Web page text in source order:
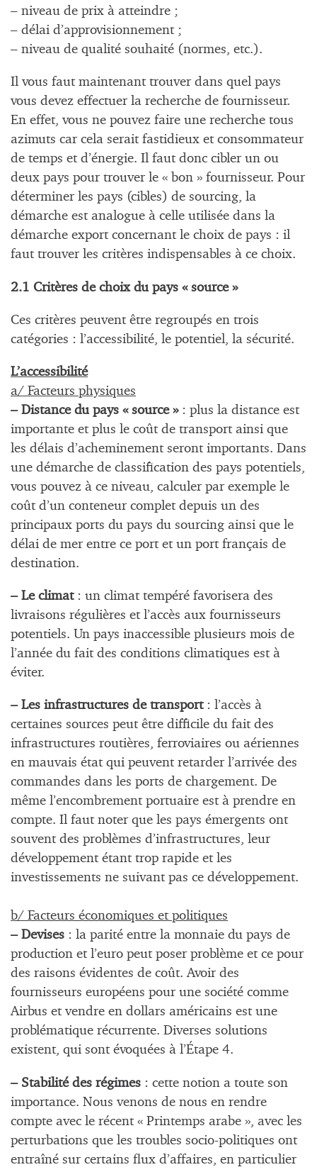
– niveau de prix à atteindre ;
– délai d’approvisionnement ;
– niveau de qualité souhaité (normes, etc.).
Il vous faut maintenant trouver dans quel pays
vous devez effectuer la recherche de fournisseur.
En effet, vous ne pouvez faire une recherche tous
azimuts car cela serait fastidieux et consommateur
de temps et d’énergie. Il faut donc cibler un ou
deux pays pour trouver le « bon » fournisseur. Pour
déterminer les pays (cibles) de sourcing, la
démarche est analogue à celle utilisée dans la
démarche export concernant le choix de pays : il
faut trouver les critères indispensables à ce choix.
2.1 Critères de choix du pays « source »
Ces critères peuvent être regroupés en trois
catégories : l’accessibilité, le potentiel, la sécurité.
L’accessibilité
a/ Facteurs physiques
– Distance du pays « source » : plus la distance est
importante et plus le coût de transport ainsi que
les délais d’acheminement seront importants. Dans
une démarche de classification des pays potentiels,
vous pouvez à ce niveau, calculer par exemple le
coût d’un conteneur complet depuis un des
principaux ports du pays du sourcing ainsi que le
délai de mer entre ce port et un port français de
destination.
– Le climat: un climat tempéré favorisera des
livraisons régulières et l’accès aux fournisseurs
potentiels. Un pays inaccessible plusieurs mois de
l’année du fait des conditions climatiques est à
éviter.
– Les infrastructures de transport: l’accès à
certaines sources peut être difficile du fait des
infrastructures routières, ferroviaires ou aériennes
en mauvais état qui peuvent retarder l’arrivée des
commandes dans les ports de chargement. De
même l’encombrement portuaire est à prendre en
compte. Il faut noter que les pays émergents ont
souvent des problèmes d’infrastructures, leur
développement étant trop rapide et les
investissements ne suivant pas ce développement.
b/ Facteurs économiques et politiques
– Devises : la parité entre la monnaie du pays de
production et l’euro peut poser problème et ce pour
des raisons évidentes de coût. Avoir des
fournisseurs européens pour une société comme
Airbus et vendre en dollars américains est une
problématique récurrente. Diverses solutions
existent, qui sont évoquées à l’Étape 4.
– Stabilité des régimes : cette notion a toute son
importance. Nous venons de nous en rendre
compte avec le récent « Printemps arabe », avec les
perturbations que les troubles socio-politiques ont
entraîné sur certains flux d’affaires, en particulier